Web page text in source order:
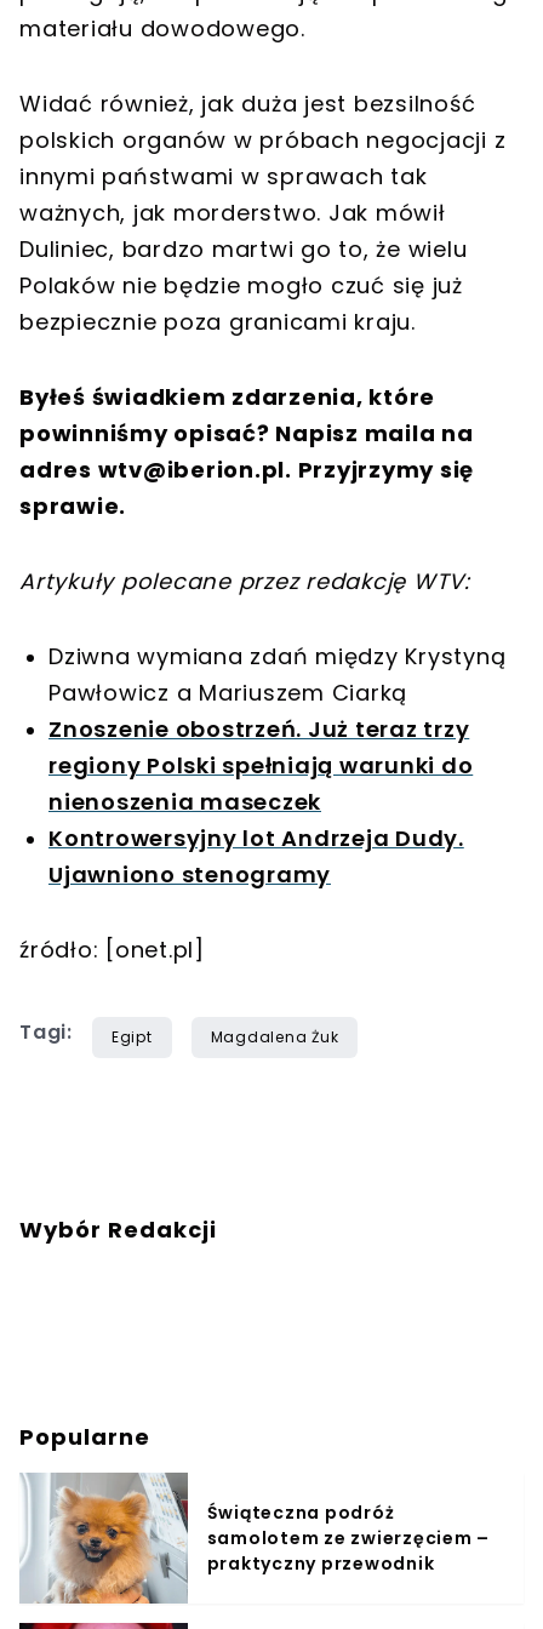
materiału dowodowego.
Widać również, jak duża jest bezsilność
polskich organów w próbach negocjacji z
innymi państwami w sprawach tak
ważnych, jak morderstwo. Jak mówił
Duliniec, bardzo martwi go to, że wielu
Polaków nie będzie mogło czuć się już
bezpiecznie poza granicami kraju.
Byłeś świadkiem zdarzenia, które
powinniśmy opisać? Napisz maila na
adres wtv@iberion.pl. Przyjrzymy się
sprawie.
Artykuły polecane przez redakcję WTV:
Dziwna wymiana zdań między Krystyną
Pawłowicz a Mariuszem Ciarką
Znoszenie obostrzeń. Już teraz trzy
regiony Polski spełniają warunki do
nienoszenia maseczek
Kontrowersyjny lot Andrzeja Dudy.
Ujawniono stenogramy
źródło: [onet.pl]
Tagi: Egipt Magdalena Żuk
Wybór Redakcji
Popularne
Świąteczna podróż
samolotem ze zwierzęciem –
praktyczny przewodnik